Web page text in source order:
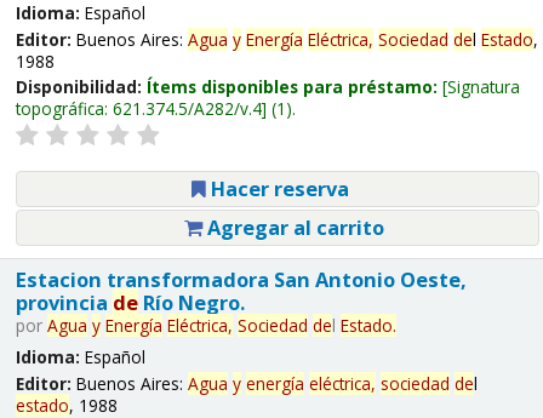
Idioma: Español
Editor: Buenos Aires: Agua y Energía Eléctrica, Sociedad del Estado,
1988
Disponibilidad: Ítems disponibles para préstamo: Signatura
topográfica: 621.374.5/A282/v.4 (1).
Hacer reserva
Agregar al carrito
Estacion transformadora San Antonio Oeste,
provincia deRío Negro.
por Agua y Energía Eléctrica, Sociedad del Estado.
Idioma: Español
Editor: Buenos Aires: Agua y energía eléctrica, sociedad del
estado, 1988